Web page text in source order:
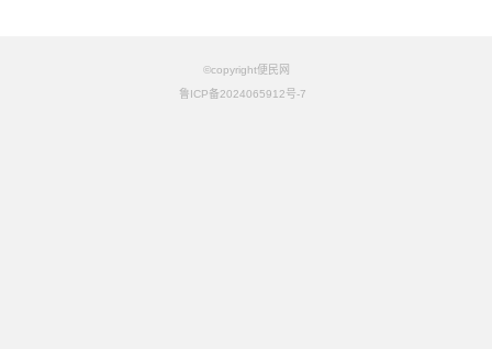
©copyright便民网
鲁ICP备2024065912号-7